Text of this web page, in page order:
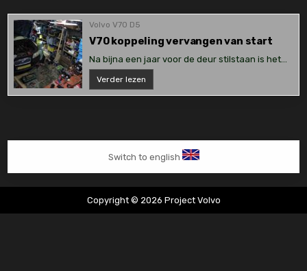
Volvo V70 D5
V70 koppeling vervangen van start
Na bijna een jaar voor de deur stilstaan is het…
Verder lezen
koppeling
vervangen
Switch to english
Copyright © 2026 Project Volvo